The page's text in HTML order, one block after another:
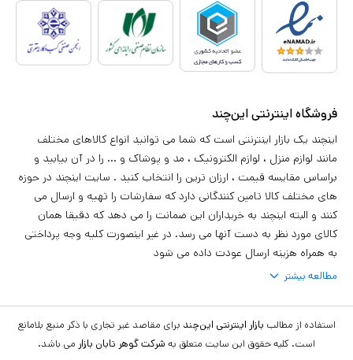
فروشگاه اینترنتی این‌چند
اینچند یک بازار اینترنتی است که شما می توانید انواع کالاهای مختلف
مانند لوازم منزل ، لوازم الکترونیک ، مد و پوشاک و ... را در آن بیابید و
براساس مقایسه قیمت ، ارزان ترین را انتخاب کنید . سایت اینچند در حوزه
های مختلف کالا تامین کنندگانی دارد که سفارشات را تهیه و ارسال می
کنند و البته اینچند به خریداران این ضمانت را می دهد که دقیقا همان
کالای مورد نظر به دست آنها می رسد. در غیر اینصورت کلیه وجه پرداختی
به همراه هزینه ارسال عودت داده می شود
مطالعه بیشتر
استفاده از مطالب بازار اینترنتی این‌چند برای مقاصد غیر تجاری با ذکر منبع بلامانع
است. کلیه حقوق این سایت متعلق به شرکت گوهر تابان بازار می باشد.